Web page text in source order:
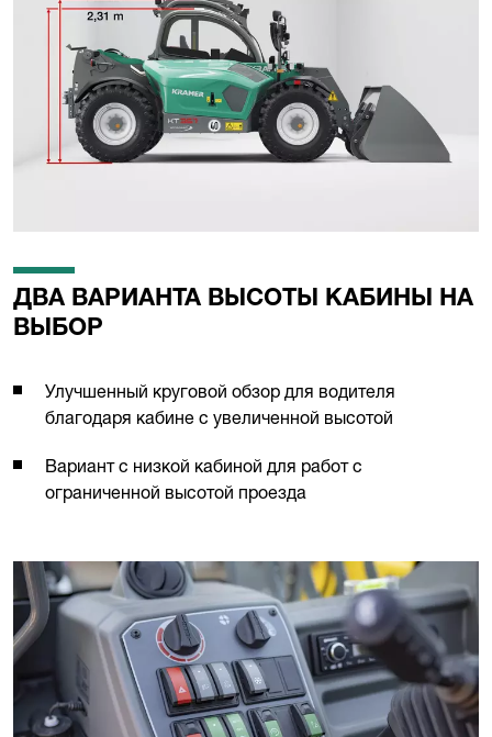
ДВА ВАРИАНТА ВЫСОТЫ КАБИНЫ НА
ВЫБОР
Улучшенный круговой обзор для водителя
благодаря кабине с увеличенной высотой
Вариант с низкой кабиной для работ с
ограниченной высотой проезда